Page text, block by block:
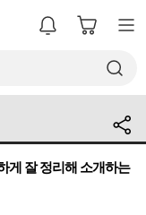
게 잘 정리해 소개하는